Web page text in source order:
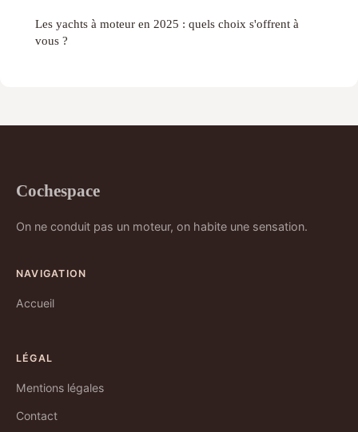
Les yachts à moteur en 2025 : quels choix s'offrent à
vous ?
Cochespace
On ne conduit pas un moteur, on habite une sensation.
NAVIGATION
Accueil
LÉGAL
Mentions légales
Contact